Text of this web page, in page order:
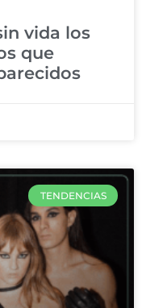
vida los
que
TENDENCIAS